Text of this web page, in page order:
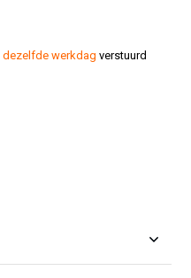
dezelfde werkdag verstuurd